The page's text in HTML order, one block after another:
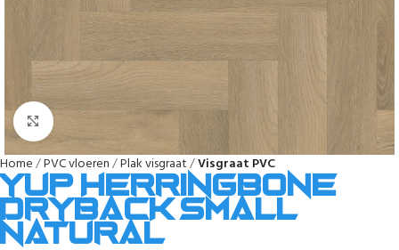
Home PVC vloeren Plak visgraat Visgraat PVC
YUP Herringbone
dryback small
natural
Afbeelding vergroten